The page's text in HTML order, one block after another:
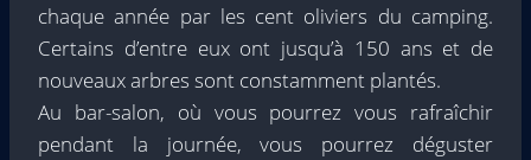
chaque année par les cent oliviers du camping.
Certains d’entre eux ont jusqu’à 150 ans et de
nouveaux arbres sont constamment plantés.
Au bar-salon, où vous pourrez vous rafraîchir
pendant la journée, vous pourrez déguster